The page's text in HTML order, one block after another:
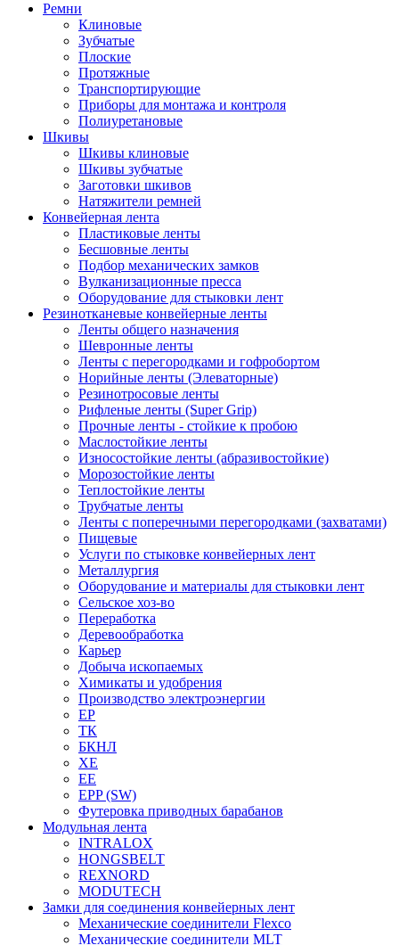
Ремни
Клиновые
Зубчатые
Плоские
Протяжные
Транспортирующие
Приборы для монтажа и контроля
Полиуретановые
Шкивы
Шкивы клиновые
Шкивы зубчатые
Заготовки шкивов
Натяжители ремней
Конвейерная лента
Пластиковые ленты
Бесшовные ленты
Подбор механических замков
Вулканизационные пресса
Оборудование для стыковки лент
Резинотканевые конвейерные ленты
Ленты общего назначения
Шевронные ленты
Ленты с перегородками и гофробортом
Норийные ленты (Элеваторные)
Резинотросовые ленты
Рифленые ленты (Super Grip)
Прочные ленты - стойкие к пробою
Маслостойкие ленты
Износостойкие ленты (абразивостойкие)
Морозостойкие ленты
Теплостойкие ленты
Трубчатые ленты
Ленты с поперечными перегородками (захватами)
Пищевые
Услуги по стыковке конвейерных лент
Металлургия
Оборудование и материалы для стыковки лент
Сельское хоз-во
Переработка
Деревообработка
Карьер
Добыча ископаемых
Химикаты и удобрения
Производство электроэнергии
EP
ТК
БКНЛ
XE
EE
EPP (SW)
Футеровка приводных барабанов
Модульная лента
INTRALOX
HONGSBELT
REXNORD
MODUTECH
Замки для соединения конвейерных лент
Механические соединители Flexco
Механические соединители MLT